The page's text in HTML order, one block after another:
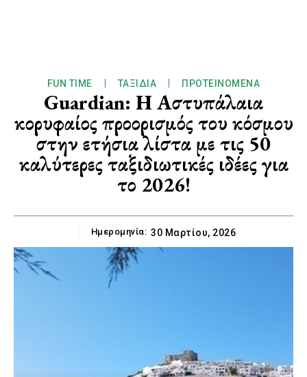
FUN TIME ΤΑΞΊΔΙΑ ΠΡΟΤΕΙΝΌΜΕΝΑ
Guardian: Η Αστυπάλαια
κορυφαίος προορισμός του κόσμου
στην ετήσια λίστα με τις 50
καλύτερες ταξιδιωτικές ιδέες για
το 2026!
Ημερομηνία: 30 Μαρτίου, 2026